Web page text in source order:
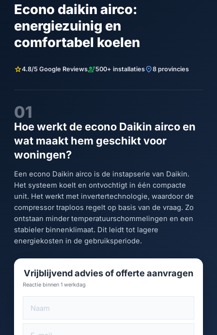
Econo daikin airco:
energiezuinig en
comfortabel koelen
star4.8/5 Google Reviewsengineering500+ installatieslocation_on8 provincies
01
Hoe werkt de econo Daikin airco en
wat maakt hem geschikt voor
woningen?
Een econo Daikin airco is de instapserie van Daikin.
Het systeem koelt en ontvochtigt in één compacte
unit. Het werkt met invertertechnologie, waardoor de
compressor traploos regelt op basis van de vraag. Zo
ontstaan minder temperatuurschommelingen en een
stabieler binnenklimaat. Dit leidt tot lagere
energiekosten in de gebruiksperiode.
Vrijblijvend advies of offerte aanvragen
Reactie binnen 1 werkdag